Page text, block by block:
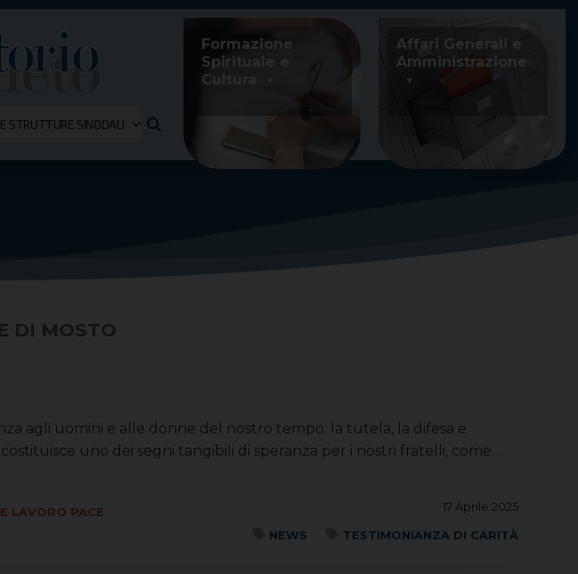
STRUTTURE SINODALI
Formazione
Spirituale e
Cultura
Affari Generali e
Amministrazione
DI MOSTO
agli uomini e alle donne del nostro tempo: la tutela, la difesa e
uno dei segni tangibili di speranza per i nostri fratelli, come…
17 Aprile 2025
LAVORO PACE
NEWS
TESTIMONIANZA DI CARITÀ